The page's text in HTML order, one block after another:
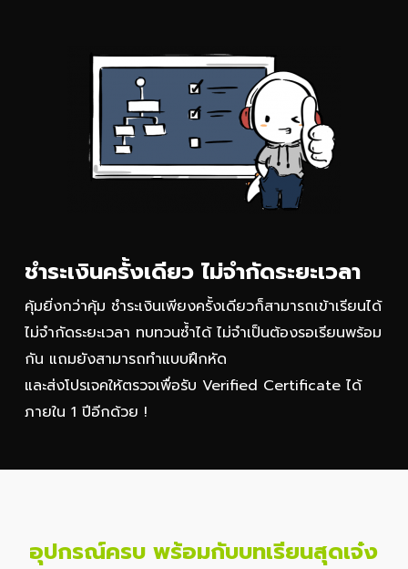
ชำระเงินครั้งเดียว ไม่จำกัดระยะเวลา
คุ้มยิ่งกว่าคุ้ม ชำระเงินเพียงครั้งเดียวก็สามารถเข้าเรียนได้
ไม่จำกัดระยะเวลา ทบทวนซ้ำได้ ไม่จำเป็นต้องรอเรียนพร้อม
กัน แถมยังสามารถทำแบบฝึกหัด
และส่งโปรเจคให้ตรวจเพื่อรับ Verified Certificate ได้
ภายใน 1 ปีอีกด้วย !
อุปกรณ์ครบ พร้อมกับบทเรียนสุดเจ๋ง